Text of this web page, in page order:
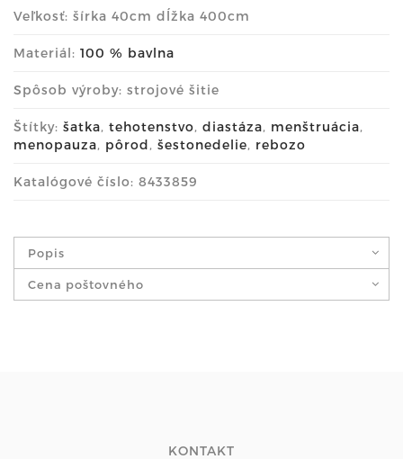
Veľkosť: šírka 40cm dĺžka 400cm
Materiál: 100 % bavlna
Spôsob výroby: strojové šitie
Štítky: šatka, tehotenstvo, diastáza, menštruácia,
menopauza, pôrod, šestonedelie, rebozo
Katalógové číslo: 8433859
Popis
Cena poštovného
KONTAKT